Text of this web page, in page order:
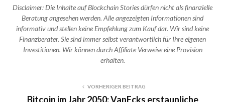
Disclaimer: Die Inhalte auf Blockchain Stories dürfen nicht als finanzielle
Beratung angesehen werden. Alle angezeigten Informationen sind
informativ und stellen keine Empfehlung zum Kauf dar. Wir sind keine
Finanzberater. Sie sind immer selbst verantwortlich für Ihre eigenen
Investitionen. Wir können durch Affiliate-Verweise eine Provision
erhalten.
VORHERIGER BEITRAG
Bitcoin im Jahr 2050: VanEcks erstaunliche